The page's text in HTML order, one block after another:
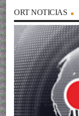
ORT NOTICIAS